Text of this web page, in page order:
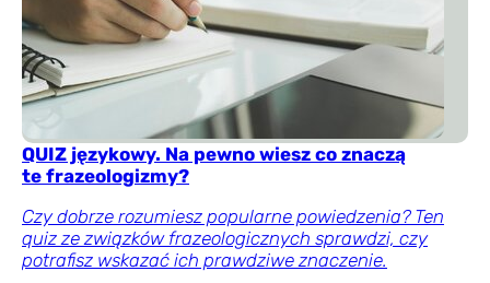
QUIZ językowy. Na pewno wiesz co znaczą
te frazeologizmy?
Czy dobrze rozumiesz popularne powiedzenia? Ten
quiz ze związków frazeologicznych sprawdzi, czy
potrafisz wskazać ich prawdziwe znaczenie.